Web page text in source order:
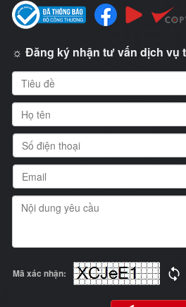
☼ Đăng ký nhận tư vấn dịch vụ
Mã xác nhận: